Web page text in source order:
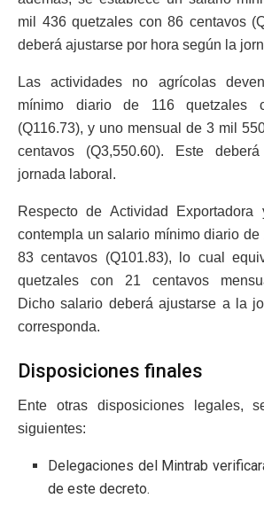
mil 436 quetzales con 86 centavos
deberá ajustarse por hora según la
Las actividades no agrícolas
mínimo diario de 116 quetzales
(Q116.73), y uno mensual de 3 mil
centavos (Q3,550.60). Este
jornada laboral.
Respecto de Actividad
contempla un salario mínimo diario de
83 centavos (Q101.83), lo cual
quetzales con 21 centavos
Dicho salario deberá ajustarse a la
corresponda.
Disposiciones finales
Ente otras disposiciones legales,
siguientes:
Delegaciones del Mintrab
de este decreto.